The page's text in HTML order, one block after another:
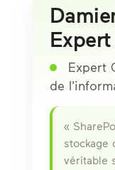
Expert
de
«
stockage
véritable